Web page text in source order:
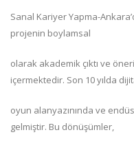
Sanal Kariyer Yapma-
projenin boylamsal
olarak akademik çıktı ve
içermektedir. Son 10 yılda
oyun alanyazınında ve
gelmiştir. Bu dönüşümler,